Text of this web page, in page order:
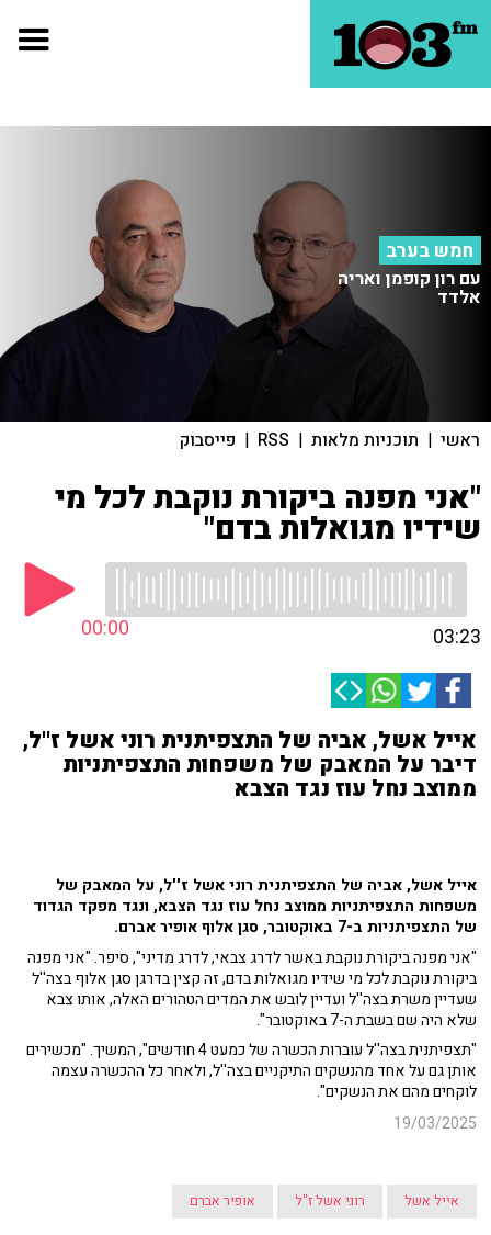
חמש בערב
עם רון קופמן ואריה
אלדד
ראשי | תוכניות מלאות |
RSS
| פייסבוק
"אני מפנה ביקורת נוקבת לכל מי
שידיו מגואלות בדם"
00:00 03:23
אייל אשל, אביה של התצפיתנית רוני אשל ז''ל,
דיבר על המאבק של משפחות התצפיתניות
ממוצב נחל עוז נגד הצבא
אייל אשל, אביה של התצפיתנית רוני אשל ז''ל, על המאבק של
משפחות התצפיתניות ממוצב נחל עוז נגד הצבא, ונגד מפקד הגדוד
של התצפיתניות ב-7 באוקטובר, סגן אלוף אופיר אברם.
"אני מפנה ביקורת נוקבת באשר לדרג צבאי, לדרג מדיני", סיפר. "אני מפנה
ביקורת נוקבת לכל מי שידיו מגואלות בדם, זה קצין בדרגן סגן אלוף בצה''ל
שעדיין משרת בצה''ל ועדיין לובש את המדים הטהורים האלה, אותו צבא
שלא היה שם בשבת ה-7 באוקטובר".
"תצפיתנית בצה''ל עוברות הכשרה של כמעט 4 חודשים", המשיך. "מכשירים
אותן גם על אחד מהנשקים התיקניים בצה''ל, ולאחר כל ההכשרה עצמה
לוקחים מהם את הנשקים".
19/03/2025
אייל אשל רוני אשל ז"ל אופיר אברם